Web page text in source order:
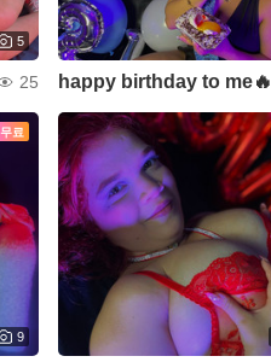
5
25 happy birthday to me🔥
무료
9